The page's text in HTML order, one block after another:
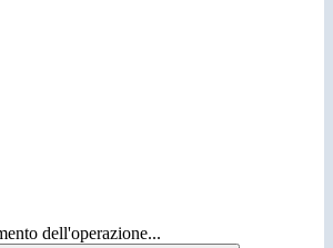
dell'operazione...